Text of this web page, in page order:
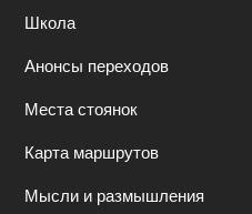
Школа
Анонсы переходов
Места стоянок
Карта маршрутов
Мысли и размышления